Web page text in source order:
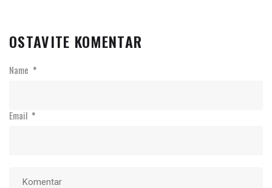
OSTAVITE KOMENTAR
Name *
Email *